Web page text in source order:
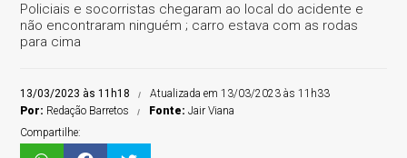
Policiais e socorristas chegaram ao local do acidente e
não encontraram ninguém ; carro estava com as rodas
para cima
13/03/2023 às 11h18
Atualizada em 13/03/2023 às 11h33
Por: Redação Barretos Fonte:Jair Viana
Compartilhe: